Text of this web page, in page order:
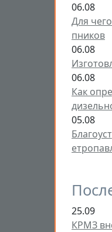
06.08
Для
пников
06.08
06.08
Как
05.08
25.09
КРМЗ